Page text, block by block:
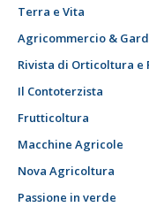
Terra e Vita
Agricommercio &
Rivista di Orticoltura e
Il Contoterzista
Frutticoltura
Macchine Agricole
Nova Agricoltura
Passione in verde